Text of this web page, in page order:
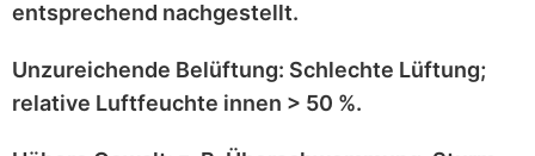
entsprechend nachgestellt.
Unzureichende Belüftung: Schlechte Lüftung;
relative Luftfeuchte innen > 50 %.